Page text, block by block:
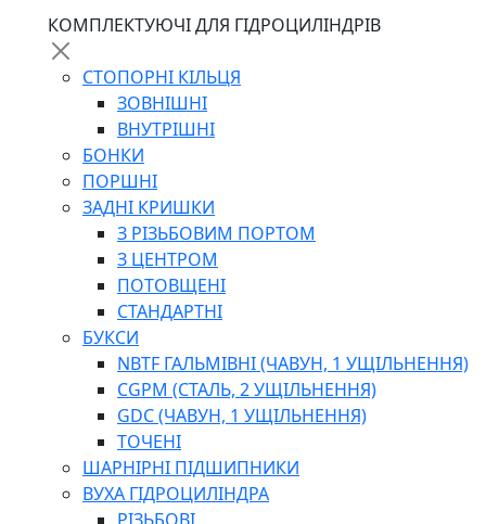
КОМПЛЕКТУЮЧІ ДЛЯ ГІДРОЦИЛІНДРІВ
СТОПОРНІ КІЛЬЦЯ
ЗОВНІШНІ
ВНУТРІШНІ
БОНКИ
ПОРШНІ
ЗАДНІ КРИШКИ
З РІЗЬБОВИМ ПОРТОМ
З ЦЕНТРОМ
ПОТОВЩЕНІ
СТАНДАРТНІ
БУКСИ
NBTF ГАЛЬМІВНІ (ЧАВУН, 1 УЩІЛЬНЕННЯ)
CGPM (СТАЛЬ, 2 УЩІЛЬНЕННЯ)
GDC (ЧАВУН, 1 УЩІЛЬНЕННЯ)
ТОЧЕНІ
ШАРНІРНІ ПІДШИПНИКИ
ВУХА ГІДРОЦИЛІНДРА